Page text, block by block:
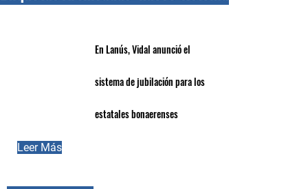
En Lanús, Vidal anunció el
sistema de jubilación para los
estatales bonaerenses
Leer Más